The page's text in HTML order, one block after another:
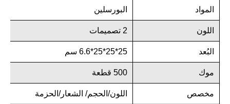
المواد البورسلين
اللون 2 تصميمات
البُعد 25*25*25*6.6 سم
موك 500 قطعة
مخصص اللون/الحجم/ الشعار/الحزمة